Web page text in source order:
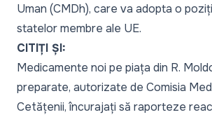
Uman (CMDh), care va adopta o
statelor membre ale UE.
CITIȚI ȘI:
Medicamente noi pe piața din R.
preparate, autorizate de Comisia
Cetățenii, încurajați să raporteze